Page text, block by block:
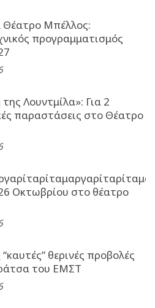
Θέατρο Μπέλλος:
προγραμματισμός
Λουντμίλα»: Για 2
παραστάσεις στο Θέατρο
Οκτωβρίου στο θέατρο
“καυτές” θερινές προβολές
του ΕΜΣΤ